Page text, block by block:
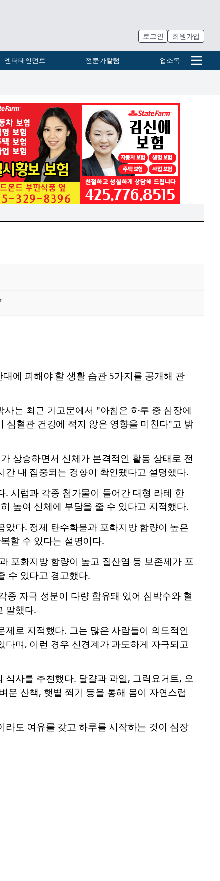
로그인 회원가입
엔터테인먼트 전문가칼럼 업소록
에 피해야 할 생활 습관 5가지를 공개해 관
는 최근 기고문에서 "아침은 하루 중 심장에
심혈관 건강에 적지 않은 영향을 미친다"고 밝
상승하면서 신체가 본격적인 활동 상태로 전
내 집중되는 경향이 확인됐다고 설명했다.
시럽과 각종 첨가물이 들어간 대형 라테 한
높여 신체에 부담을 줄 수 있다고 지적했다.
다. 정제 탄수화물과 포화지방 함량이 높은
할 수 있다는 설명이다.
포화지방 함량이 높고 질산염 등 보존제가 포
수 있다고 경고했다.
자극 성분이 다량 함유돼 있어 심박수와 혈
말했다.
로 지적했다. 그는 많은 사람들이 의도적인
며, 이런 경우 신경계가 과도하게 자극되고
사를 추천했다. 달걀과 과일, 그릭요거트, 오
운 산책, 햇볕 쬐기 등을 통해 몸이 자연스럽
도 여유를 갖고 하루를 시작하는 것이 심장